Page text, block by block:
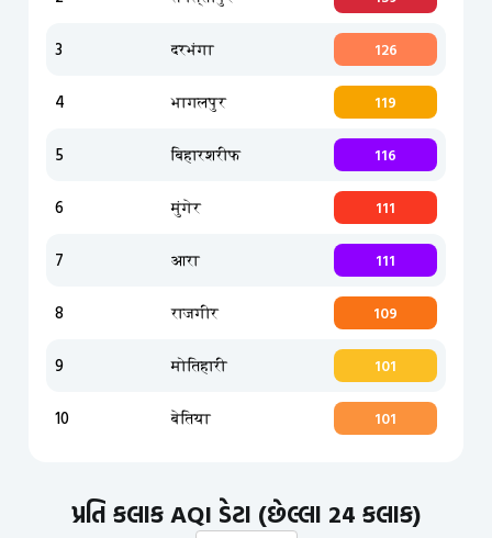
3 दरभंगा 126
4 भागलपुर 119
5 बिहारशरीफ 116
6 मुंगेर 111
7 आरा 111
8 राजगीर 109
9 मोतिहारी 101
10 बेतिया 101
પ્રતિ કલાક AQI ડેટા (છેલ્લા 24 કલાક)